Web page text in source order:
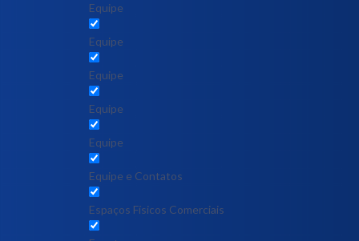
Equipe
Equipe
Equipe
Equipe
Equipe
Equipe e Contatos
Espaços Físicos Comerciais